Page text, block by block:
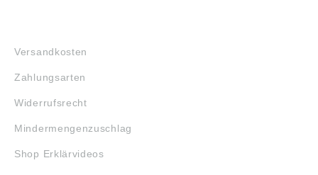
Versandkosten
Zahlungsarten
Widerrufsrecht
Mindermengenzuschlag
Shop Erklärvideos